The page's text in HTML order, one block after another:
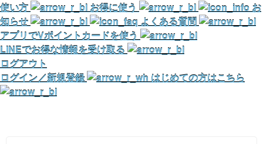
使い方
お得に使う
お
知らせ
よくある質問
アプリでVポイントカードを使う
LINEでお得な情報を受け取る
ログアウト
ログイン／新規登録
はじめての方はこちら